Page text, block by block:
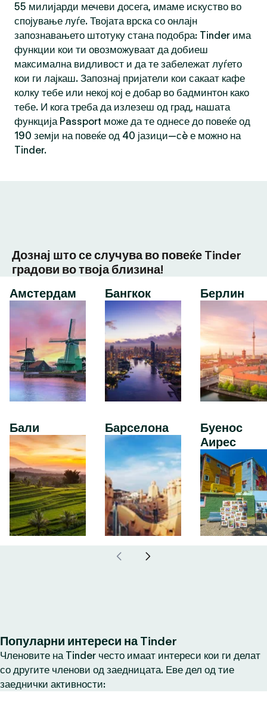
55 милијарди мечеви досега, имаме искуство во
спојување луѓе. Твојата врска со онлајн
запознавањето штотуку стана подобра: Tinder има
функции кои ти овозможуваат да добиеш
максимална видливост и да те забележат луѓето
кои ги лајкаш. Запознај пријатели кои сакаат кафе
колку тебе или некој кој е добар во бадминтон како
тебе. И кога треба да излезеш од град, нашата
функција Passport може да те однесе до повеќе од
190 земји на повеќе од 40 јазици—сè е можно на
Tinder.
Дознај што се случува во повеќе Tinder
градови во твоја близина!
Амстердам
Бали
Бангкок
Барселона
Берлин
Буенос
Аирес
Популарни интереси на Tinder
Членовите на Tinder често имаат интереси кои ги делат
со другите членови од заедницата. Еве дел од тие
заеднички активности: